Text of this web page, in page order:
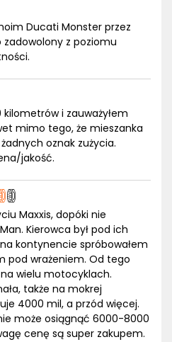
Ducati Monster przez
z poziomu
kilometrów i zauważyłem
mimo tego, że mieszanka
oznak zużycia.
jakość.
Maxxis, dopóki nie
Kierowca był pod ich
kontynencie spróbowałem
pod wrażeniem. Od tego
wielu motocyklach.
także na mokrej
4000 mil, a przód więcej.
może osiągnąć 6000-8000
cenę są super zakupem.